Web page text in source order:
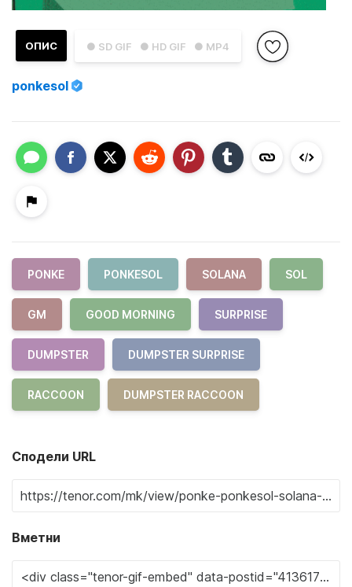
● SD GIF ● HD GIF ● MP4
ОПИС
ponkesol
PONKE PONKESOL SOLANA SOL
GM GOOD MORNING SURPRISE
DUMPSTER DUMPSTER SURPRISE
RACCOON DUMPSTER RACCOON
Сподели URL
Вметни